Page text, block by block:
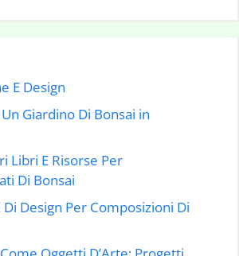
E Design
Giardino Di Bonsai in
Libri E Risorse Per
Di Bonsai
Di Design Per Composizioni Di